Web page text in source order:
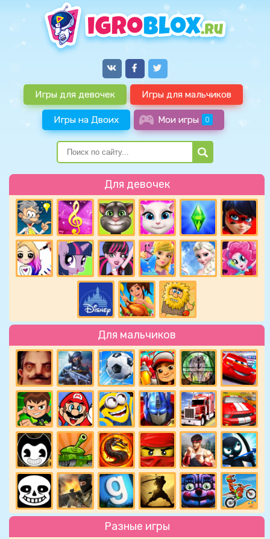
Игры для девочек Игры для мальчиков
Игры на Двоих Мои игры 0
Для девочек
Для мальчиков
Разные игры